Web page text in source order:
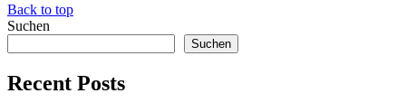
Back to top
Suchen
Suchen
Recent Posts